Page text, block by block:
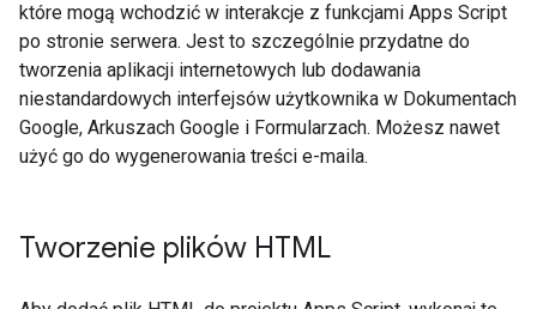
które mogą wchodzić w interakcje z funkcjami Apps Script
po stronie serwera. Jest to szczególnie przydatne do
tworzenia aplikacji internetowych lub dodawania
niestandardowych interfejsów użytkownika w Dokumentach
Google, Arkuszach Google i Formularzach. Możesz nawet
użyć go do wygenerowania treści e-maila.
Tworzenie plików HTML